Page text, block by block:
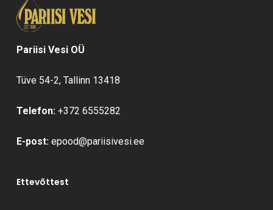
Pariisi Vesi OÜ
Tüve 54-2, Tallinn 13418
Telefon: +372 6555282
E-post: epood@pariisivesi.ee
Ettevõttest